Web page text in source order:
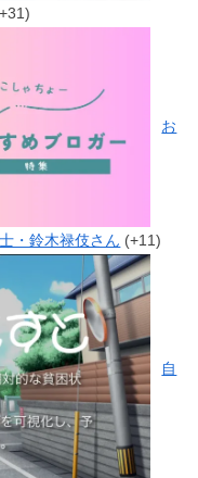
+31
お
・鈴木禄伎さん +11
自